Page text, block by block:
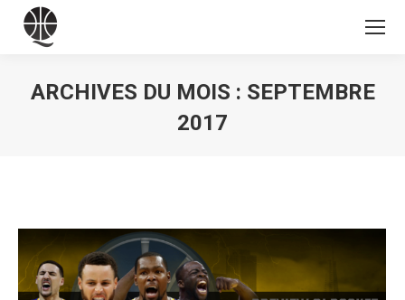
ARCHIVES DU MOIS : SEPTEMBRE
2017